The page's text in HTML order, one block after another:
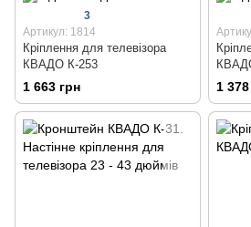
3
Артикул: 1814
Кріплення для телевізора
КВАДО К-253
1 663 грн 1